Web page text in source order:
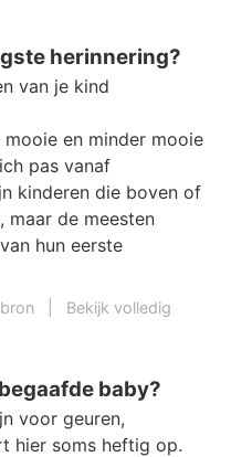
herinnering?
van je kind
en minder mooie
pas vanaf
kinderen die boven of
maar de meesten
hun eerste
Bekijk volledig
baby?
voor geuren,
hier soms heftig op.